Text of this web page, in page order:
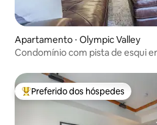
Apartamento ⋅ Olympic Valley
Condomínio com pista de esqui
Entre os melhores preferidos dos
Preferido dos hóspedes